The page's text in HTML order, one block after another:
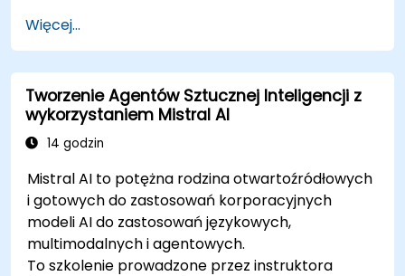
Integrować asystentów AI z API i
platformami stron trzecich.
Wdrażać i utrzymywać asystentów AI do
zastosowań w świecie rzeczywistym.
Więcej...
Tworzenie Agentów Sztucznej Inteligencji z
wykorzystaniem Mistral AI
14 godzin
Mistral AI to potężna rodzina otwartoźródłowych
i gotowych do zastosowań korporacyjnych
modeli AI do zastosowań językowych,
multimodalnych i agentowych.
To szkolenie prowadzone przez instruktora